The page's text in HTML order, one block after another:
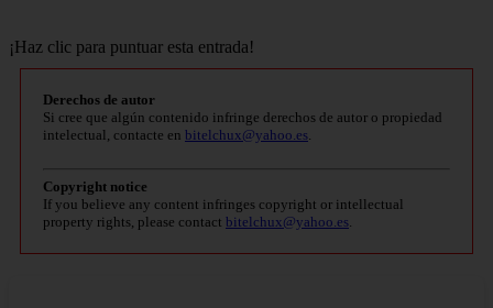
¡Haz clic para puntuar esta entrada!
Derechos de autor
Si cree que algún contenido infringe derechos de autor o propiedad
intelectual, contacte en bitelchux@yahoo.es
Copyright notice
If you believe any content infringes copyright or intellectual
property rights, please contact bitelchux@yahoo.es